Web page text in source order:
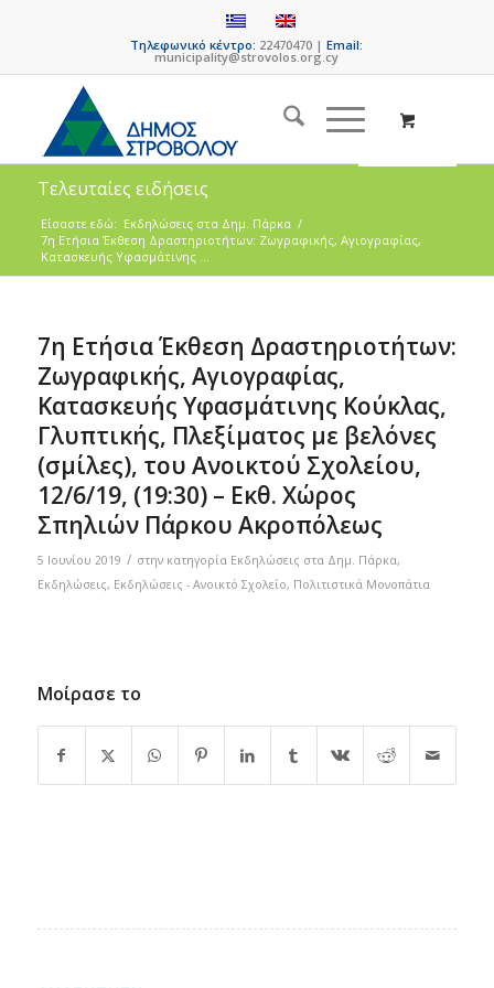
Τηλεφωνικό κέντρο: 22470470 |Email:
municipality@strovolos.org.cy
Τελευταίες ειδήσεις
Είσαστε εδώ: Eκδηλώσεις στα Δημ. Πάρκα /
7η Ετήσια Έκθεση Δραστηριοτήτων: Ζωγραφικής, Αγιογραφίας,
Κατασκευής Υφασμάτινης ...
7η Ετήσια Έκθεση Δραστηριοτήτων:
Ζωγραφικής, Αγιογραφίας,
Κατασκευής Υφασμάτινης Κούκλας,
Γλυπτικής, Πλεξίματος με βελόνες
(σμίλες), του Ανοικτού Σχολείου,
12/6/19, (19:30) – Εκθ. Χώρος
Σπηλιών Πάρκου Ακροπόλεως
5 Ιουνίου 2019 / στην κατηγορία Eκδηλώσεις στα Δημ. Πάρκα,
Εκδηλώσεις, Εκδηλώσεις - Ανοικτό Σχολείο, Πολιτιστικά Μονοπάτια
Μοίρασε το